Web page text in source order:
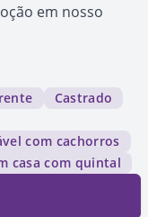
em nosso
Castrado
com cachorros
casa com quintal